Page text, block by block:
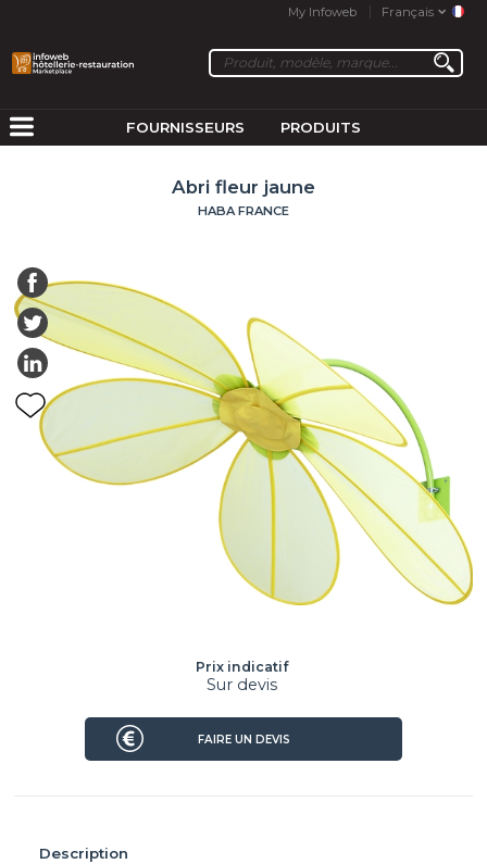
My Infoweb Français
FOURNISSEURS PRODUITS
Abri fleur jaune
HABA FRANCE
Description
Prix indicatif
Sur devis
FAIRE UN DEVIS